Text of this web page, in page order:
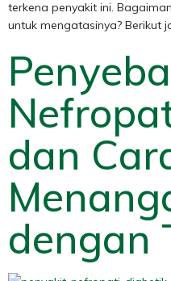
terkena penyakit ini.
untuk mengatasinya? Berikut
dan
dengan